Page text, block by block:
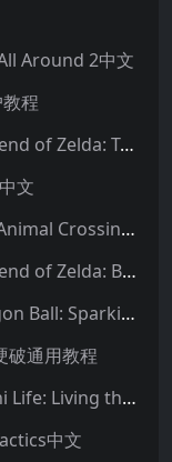
Around 2中文
程
塞尔达传说：王国之泪|The Legend of Zelda: Tears of the Kingdom中文
文
集合啦！动物森友会|动物之森|Animal Crossing: New Horizons中文
塞尔达传说：旷野之息|The Legend of Zelda: Breath of the Wild中文
七龙珠：电光炸裂！ZERO|Dragon Ball: Sparking! Zero中文
破通用教程
朋友收集：梦想生活|Tomodachi Life: Living the Dream中文
中文